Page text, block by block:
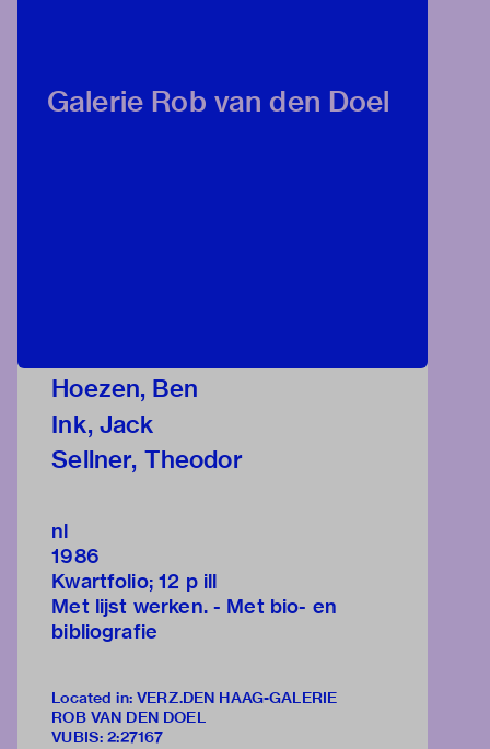
Galerie Rob van den Doel
Hoezen, Ben
Ink, Jack
Sellner, Theodor
nl
1986
Kwartfolio; 12 p ill
Met lijst werken. - Met bio- en
bibliografie
Located in: VERZ.DEN HAAG-GALERIE
ROB VAN DEN DOEL
VUBIS: 2:27167